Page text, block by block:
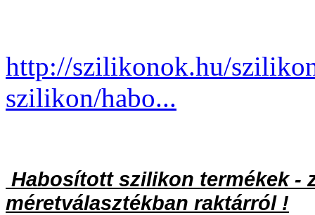
http://szilikonok.hu/
szilikon/habo...
Habosított szilikon termékek -
méretválasztékban raktárról !